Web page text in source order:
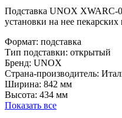
Подставка UNOX XWARC-
установки на нее
Формат: подставка
Тип подставки: открытый
Бренд: UNOX
Страна-производитель:
Ширина: 842 мм
Высота: 434 мм
Показать все